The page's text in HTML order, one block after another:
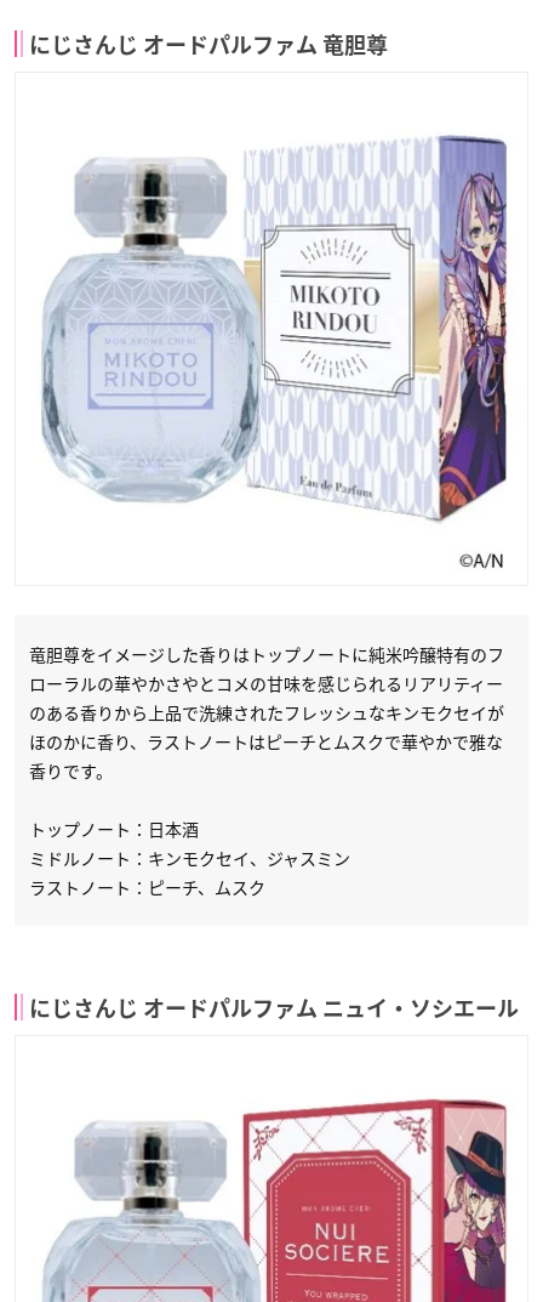
にじさんじ オードパルファム 竜胆尊
竜胆尊をイメージした香りはトップノートに純米吟醸特有のフ
ローラルの華やかさやとコメの甘味を感じられるリアリティー
のある香りから上品で洗練されたフレッシュなキンモクセイが
ほのかに香り、ラストノートはピーチとムスクで華やかで雅な
香りです。
トップノート：日本酒
ミドルノート：キンモクセイ、ジャスミン
ラストノート：ピーチ、ムスク
にじさんじ オードパルファム ニュイ・ソシエール